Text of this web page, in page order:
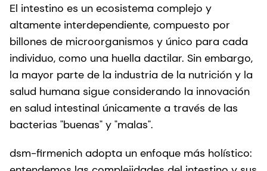
El intestino es un ecosistema complejo y
altamente interdependiente, compuesto por
billones de microorganismos y único para cada
individuo, como una huella dactilar. Sin embargo,
la mayor parte de la industria de la nutrición y la
salud humana sigue considerando la innovación
en salud intestinal únicamente a través de las
bacterias "buenas" y "malas".
dsm-firmenich adopta un enfoque más holístico: